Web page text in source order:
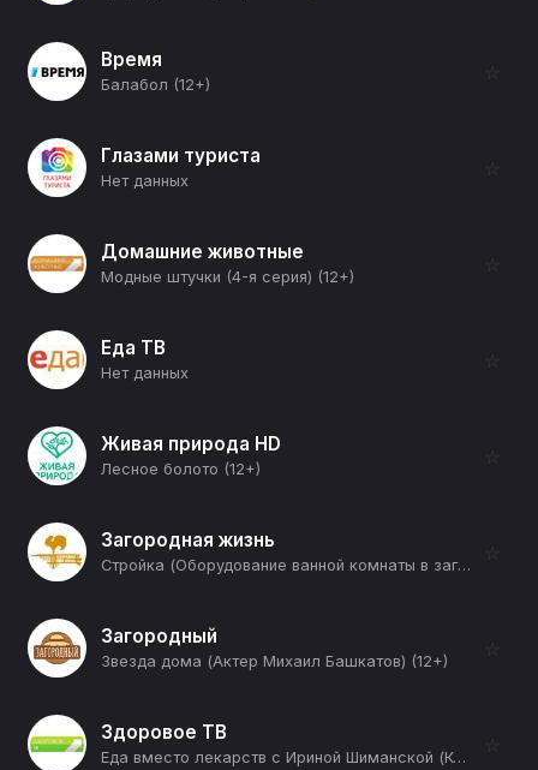
Время
Балабол (12+)
☆
Глазами туриста
Нет данных
☆
Домашние животные
Модные штучки (4-я серия) (12+)
☆
Еда ТВ
Нет данных
☆
Живая природа HD
Лесное болото (12+)
☆
Загородная жизнь
Стройка (Оборудование ванной комнаты в загородном доме) (12+)
☆
Загородный
Звезда дома (Актер Михаил Башкатов) (12+)
☆
Здоровое ТВ
Еда вместо лекарств с Ириной Шиманской (Код жизни Ольги Орловой) (12+)
☆